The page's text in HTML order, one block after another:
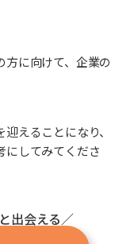
方に向けて、企業の
えることになり、
にしてみてくださ
出会える／